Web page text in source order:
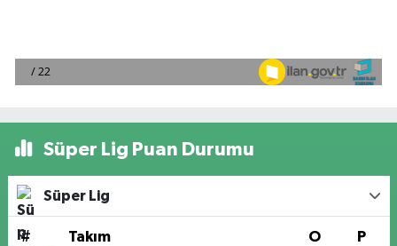
Süper Lig Puan Durumu
Süper Lig
# Takım O P